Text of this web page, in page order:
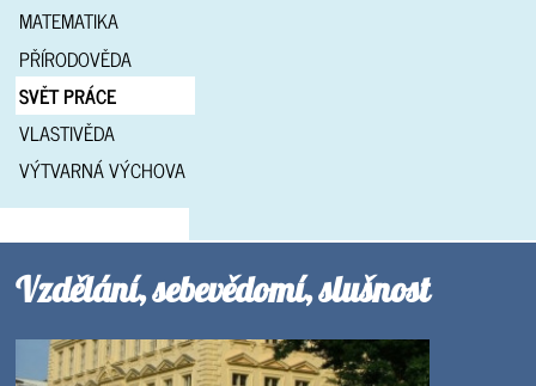
MATEMATIKA
PŘÍRODOVĚDA
SVĚT PRÁCE
VLASTIVĚDA
VÝTVARNÁ VÝCHOVA
Vzdělání, sebevědomí, slušnost